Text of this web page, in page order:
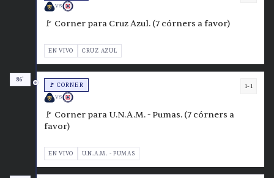
VS
🚩 Corner para Cruz Azul. (7 córners a favor)
EN VIVO CRUZ AZUL
86'
🚩 CORNER
VS
1-1
🚩 Corner para U.N.A.M. - Pumas. (7 córners a
favor)
EN VIVO U.N.A.M. - PUMAS